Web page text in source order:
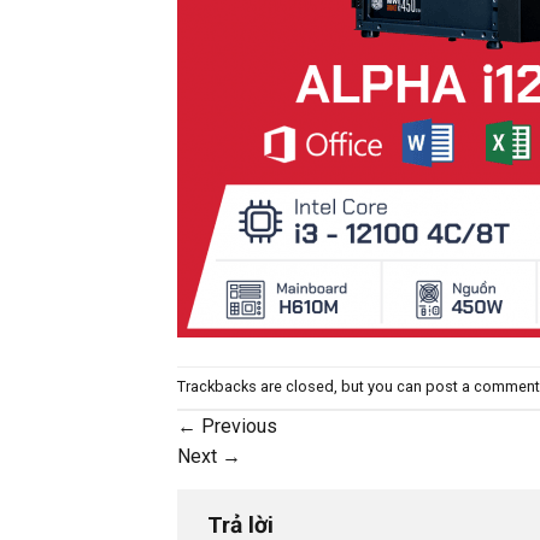
Trackbacks are closed, but you can post a comment
← Previous
Next →
Trả lời